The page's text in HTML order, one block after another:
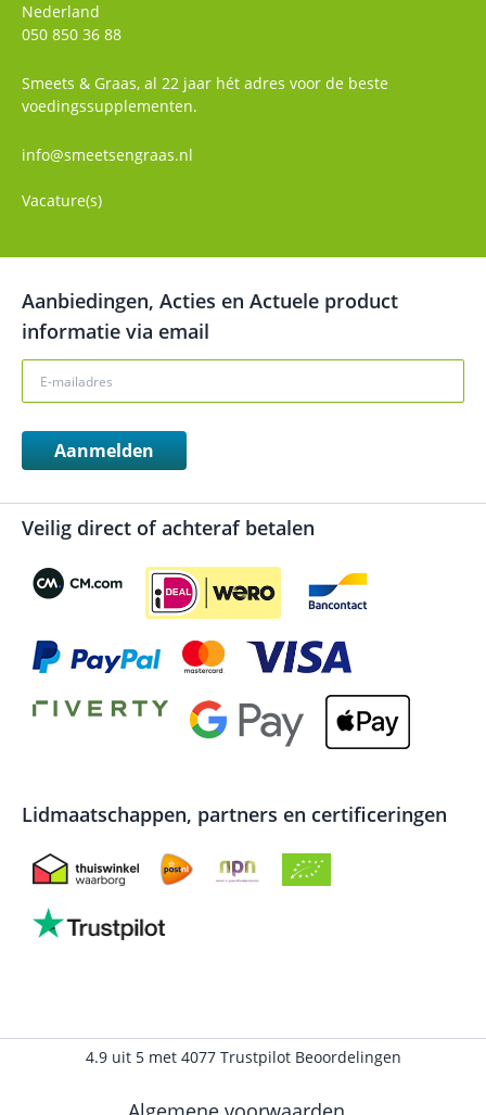
Nederland
050 850 36 88
Smeets & Graas, al 22 jaar hét adres voor de beste
voedingssupplementen.
info@smeetsengraas.nl
Vacature(s)
Aanbiedingen, Acties en Actuele product
informatie via email
Aanmelden
Veilig direct of achteraf betalen
Lidmaatschappen, partners en certificeringen
4.9uit 5met 4077Trustpilot Beoordelingen